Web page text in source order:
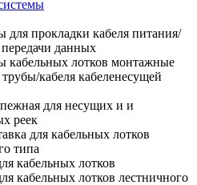
для прокладки кабеля питания/
передачи данных
кабельных лотков монтажные
кабеля кабеленесущей
для несущих и и
реек
для кабельных лотков
типа
кабельных лотков
кабельных лотков лестничного